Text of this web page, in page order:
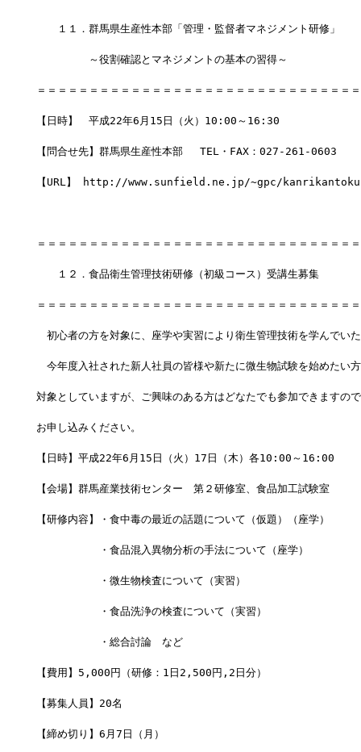
１１．群馬県生産性本部「管理・監督者マネジメント研修」
～役割確認とマネジメントの基本の習得～
＝＝＝＝＝＝＝＝＝＝＝＝＝＝＝＝＝＝＝＝＝＝＝＝＝＝＝＝＝＝
【日時】　平成22年6月15日（火）10:00～16:30
【問合せ先】群馬県生産性本部　 TEL・FAX：027-261-0603
【URL】 http://www.sunfield.ne.jp/~gpc/
＝＝＝＝＝＝＝＝＝＝＝＝＝＝＝＝＝＝＝＝＝＝＝＝＝＝＝＝＝＝
１２．食品衛生管理技術研修（初級コース）受講生募集
＝＝＝＝＝＝＝＝＝＝＝＝＝＝＝＝＝＝＝＝＝＝＝＝＝＝＝＝＝＝
初心者の方を対象に、座学や実習により衛生管理技術を学んでい
今年度入社された新人社員の皆様や新たに微生物試験を始めたい
対象としていますが、ご興味のある方はどなたでも参加できますの
お申し込みください。
【日時】平成22年6月15日（火）17日（木）各10:00～16:00
【会場】群馬産業技術センター　第２研修室、食品加工試験室
【研修内容】・食中毒の最近の話題について（仮題）（座学）
・食品混入異物分析の手法について（座学）
・微生物検査について（実習）
・食品洗浄の検査について（実習）
・総合討論　など
【費用】5,000円（研修：1日2,500円,2日分）
【募集人員】20名
【締め切り】6月7日（月）